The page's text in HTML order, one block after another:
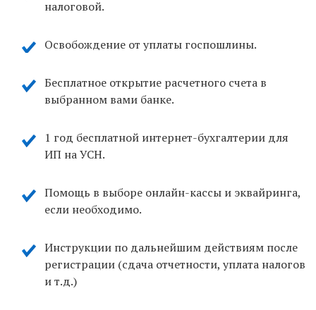
налоговой.
Освобождение от уплаты госпошлины.
Бесплатное открытие расчетного счета в
выбранном вами банке.
1 год бесплатной интернет-бухгалтерии для
ИП на УСН.
Помощь в выборе онлайн-кассы и эквайринга,
если необходимо.
Инструкции по дальнейшим действиям после
регистрации (сдача отчетности, уплата налогов
и т.д.)